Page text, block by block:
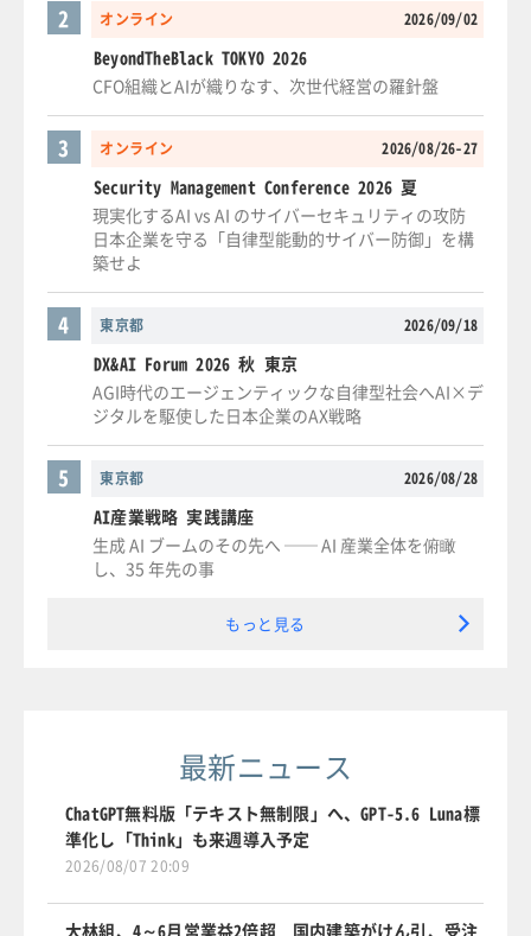
オンライン 2026/09/02
2
BeyondTheBlack TOKYO 2026
CFO組織とAIが織りなす、次世代経営の羅針盤
オンライン 2026/08/26-27
3
Security Management Conference 2026 夏
現実化するAI vs AI のサイバーセキュリティの攻防
日本企業を守る「自律型能動的サイバー防御」を構
築せよ
東京都 2026/09/18
4
DX&AI Forum 2026 秋 東京
AGI時代のエージェンティックな自律型社会へAI×デ
ジタルを駆使した日本企業のAX戦略
東京都 2026/08/28
5
AI産業戦略 実践講座
生成 AI ブームのその先へ ── AI 産業全体を俯瞰
し、35 年先の事
もっと見る
最新ニュース
ChatGPT無料版「テキスト無制限」へ、GPT-5.6 Luna標
準化し「Think」も来週導入予定
2026/08/07 20:09
大林組、4～6月営業益2倍超 国内建築がけん引、受注